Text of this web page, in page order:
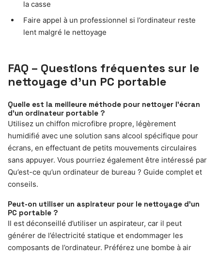
la casse
Faire appel à un professionnel si l’ordinateur reste
lent malgré le nettoyage
FAQ – Questions fréquentes sur le
nettoyage d’un PC portable
Quelle est la meilleure méthode pour nettoyer l’écran
d’un ordinateur portable ?
Utilisez un chiffon microfibre propre, légèrement
humidifié avec une solution sans alcool spécifique pour
écrans, en effectuant de petits mouvements circulaires
sans appuyer. Vous pourriez également être intéressé par
Qu’est-ce qu’un ordinateur de bureau ? Guide complet et
conseils.
Peut-on utiliser un aspirateur pour le nettoyage d’un
PC portable ?
Il est déconseillé d’utiliser un aspirateur, car il peut
générer de l’électricité statique et endommager les
composants de l’ordinateur. Préférez une bombe à air